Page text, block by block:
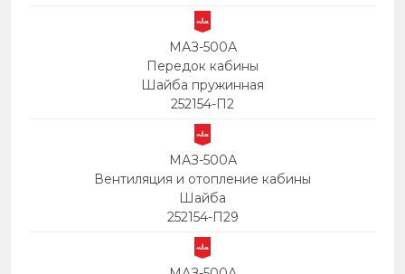
МАЗ-500А
Передок кабины
Шайба пружинная
252154-П2
МАЗ-500А
Вентиляция и отопление кабины
Шайба
252154-П29